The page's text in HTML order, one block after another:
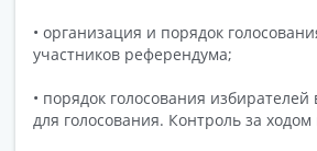
• организация и порядок
участников референдума;
• порядок голосования
для голосования. Контроль за ходом